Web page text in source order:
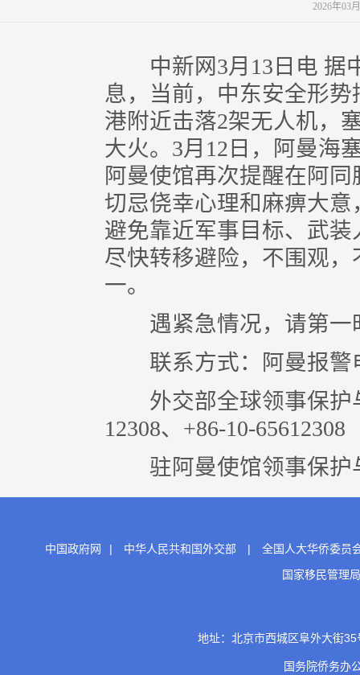
2026年03
中新网3月13日电 据
息，当前，中东安全形
港附近击落2架无人机，
大火。3月12日，阿曼海
阿曼使馆再次提醒在阿
切忌侥幸心理和麻痹大
避免靠近军事目标、武
尽快转移避险，不围观
一。
遇紧急情况，请第一
联系方式：阿曼报警
外交部全球领事保护
12308、+86-10-65612308
驻阿曼使馆领事保护与
中国政府网 | 中华人民共和国外交部 |
全国人大华侨委员
国家移民管理局
地址：北京市西城区阜外大街
国务院侨务